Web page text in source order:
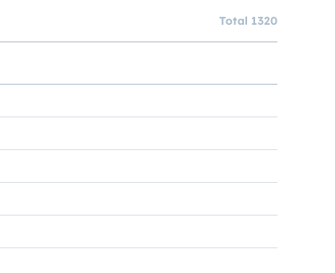
Total 1320